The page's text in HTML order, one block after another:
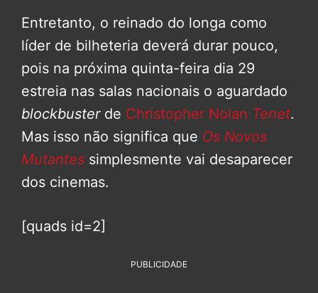
Entretanto, o reinado do longa como
líder de bilheteria deverá durar pouco,
pois na próxima quinta-feira dia 29
estreia nas salas nacionais o aguardado
blockbusterde Christopher Nolan Tenet.
Mas isso não significa que Os Novos
Mutantes simplesmente vai desaparecer
dos cinemas.
[quads id=2]
PUBLICIDADE